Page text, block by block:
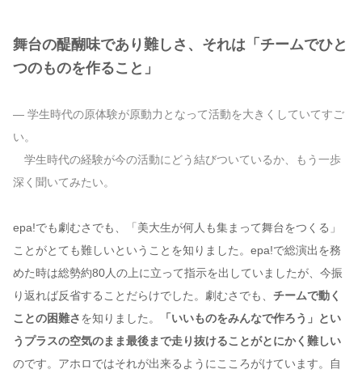
舞台の醍醐味であり難しさ、それは「チームでひと
つのものを作ること」
— 学生時代の原体験が原動力となって活動を大きくしていてすご
い。
学生時代の経験が今の活動にどう結びついているか、もう一歩
深く聞いてみたい。
epa!でも劇むさでも、「美大生が何人も集まって舞台をつくる」
ことがとても難しいということを知りました。epa!で総演出を務
めた時は総勢約80人の上に立って指示を出していましたが、今振
り返れば反省することだらけでした。劇むさでも、 チームで動く
ことの困難さを知りました。
「いいものをみんなで作ろう」とい
うプラスの空気のまま最後まで走り抜けることがとにかく難しい
のです。アホロではそれが出来るようにこころがけています。自